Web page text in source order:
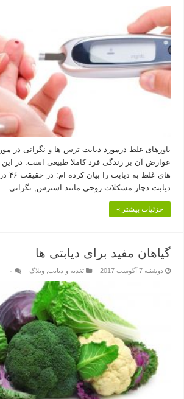
عوارض آن بر زندگی فرد کاملا طبیعی است. در
های
دیابت دچار مشکلات روحی مانند استرس, نگرانی …
جزئیات بیشتر »
گیاهان مفید برای دیابتی ها
دوشنبه 7 آگوست 2017 تغذیه و دیابت ,وبلاگ ۰